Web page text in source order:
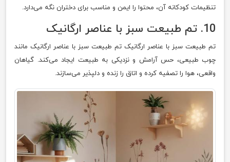
تنظیمات کودکانه آن، محتوا را ایمن و مناسب برای دختران نگه می‌دارد.
10. تم طبیعت سبز با عناصر ارگانیک
تم طبیعت سبز با عناصر ارگانیک تم طبیعت سبز با عناصر ارگانیک مانند
چوب طبیعی، حس آرامش و نزدیکی به طبیعت ایجاد می‌کند. گیاهان
واقعی، هوا را تصفیه کرده و اتاق را زنده و دلپذیر می‌سازند.